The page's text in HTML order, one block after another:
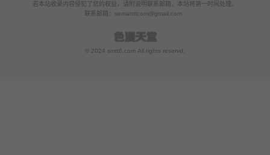
若本站收录内容侵犯了您的权益，请附说明联系邮箱，本站将第一时间处理。
联系邮箱： semanttcom@gmail.com
© 2024 smtt6.com All rights reservd.